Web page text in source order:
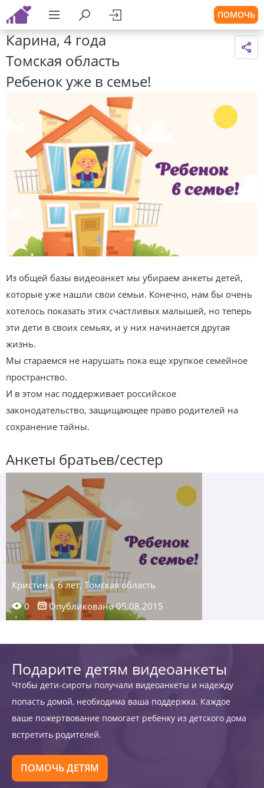
ПОМОЧЬ
Карина, 4 года
Томская область
Ребенок уже в семье!
Из общей базы видеоанкет мы убираем анкеты детей,
которые уже нашли свои семьи. Конечно, нам бы очень
хотелось показать этих счастливых малышей, но теперь
эти дети в своих семьях, и у них начинается другая
жизнь.
Мы стараемся не нарушать пока еще хрупкое семейное
пространство.
И в этом нас поддерживает российское
законодательство, защищающее право родителей на
сохранение тайны.
Анкеты братьев/сестер
Кристина, 6 лет, Томская область
0
Опубликовано 05.08.2015
Подарите детям видеоанкеты
Чтобы дети-сироты получали видеоанкеты и надежду
попасть домой, необходима ваша поддержка. Каждое
ваше пожертвование помогает ребенку из детского дома
встретить родителей.
ПОМОЧЬ ДЕТЯМ